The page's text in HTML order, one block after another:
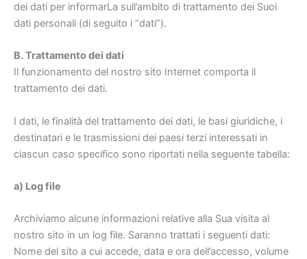
dei dati per informarLa sull’ambito di trattamento dei Suoi
dati personali (di seguito i “dati”).
B. Trattamento dei dati
Il funzionamento del nostro sito Internet comporta il
trattamento dei dati.
I dati, le finalità del trattamento dei dati, le basi giuridiche, i
destinatari e le trasmissioni dei paesi terzi interessati in
ciascun caso specifico sono riportati nella seguente tabella:
a) Log file
Archiviamo alcune informazioni relative alla Sua visita al
nostro sito in un log file. Saranno trattati i seguenti dati:
Nome del sito a cui accede, data e ora dell’accesso, volume